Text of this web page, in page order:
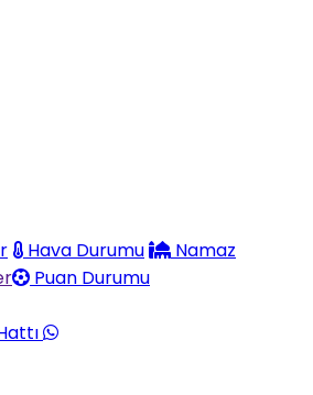
Hava Durumu
Namaz
Puan Durumu